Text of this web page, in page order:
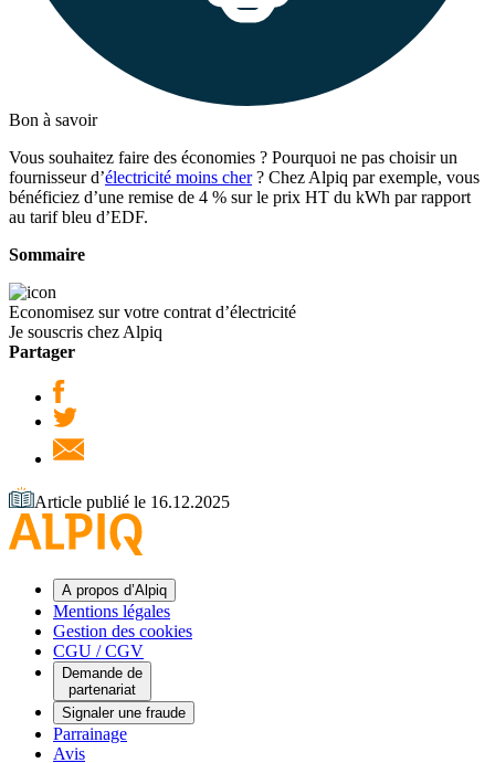
Bon à savoir
Vous souhaitez faire des économies ? Pourquoi ne pas choisir un
fournisseur d’électricité moins cher? Chez Alpiq par exemple, vous
bénéficiez d’une remise de 4 % sur le prix HT du kWh par rapport
au tarif bleu d’EDF.
Sommaire
Economisez sur votre contrat d’électricité
Je souscris chez Alpiq
Partager
Article publié le 16.12.2025
A propos d’Alpiq
Mentions légales
Gestion des cookies
CGU / CGV
Demande de
partenariat
Signaler une fraude
Parrainage
Avis